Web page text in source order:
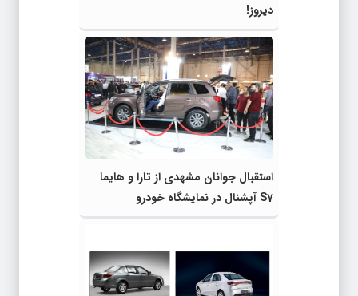
دیروز!
استقبال جوانان مشهدی از تارا و‌ هایما
S7 آپشنال در نمایشگاه خودرو